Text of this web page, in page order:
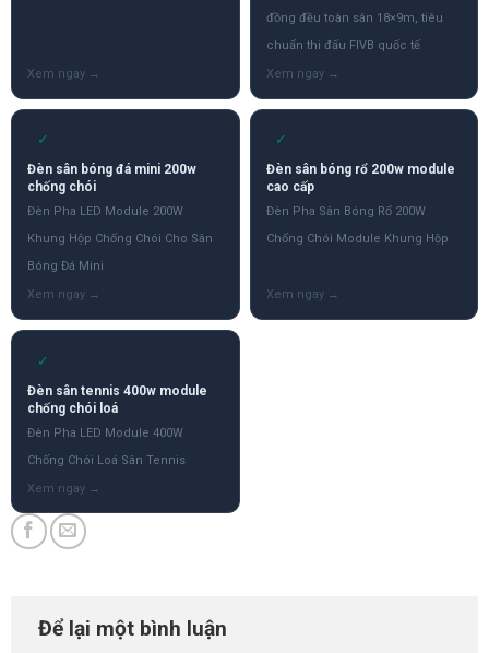
đồng đều toàn sân 18×9m, tiêu
chuẩn thi đấu FIVB quốc tế
✓
Đèn sân bóng đá mini 200w
chống chói
Đèn Pha LED Module 200W
Khung Hộp Chống Chói Cho Sân
Bóng Đá Mini
✓
Đèn sân bóng rổ 200w module
cao cấp
Đèn Pha Sân Bóng Rổ 200W
Chống Chói Module Khung Hộp
✓
Đèn sân tennis 400w module
chống chói loá
Đèn Pha LED Module 400W
Chống Chói Loá Sân Tennis
Để lại một bình luận